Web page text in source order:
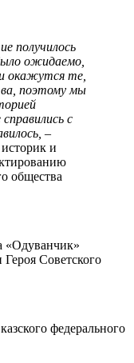
получилось
ожидаемо,
окажутся те,
поэтому мы
с
–
историк и
общества
«Одуванчик»
Советского
федерального